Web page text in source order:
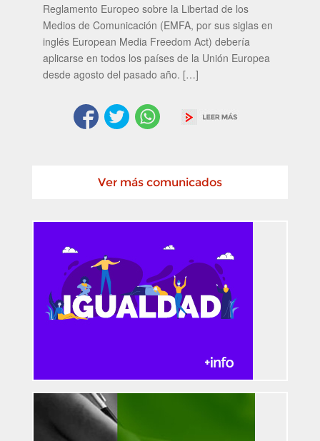
Reglamento Europeo sobre la Libertad de los
Medios de Comunicación (EMFA, por sus siglas en
inglés European Media Freedom Act) debería
aplicarse en todos los países de la Unión Europea
desde agosto del pasado año. […]
Ver más comunicados